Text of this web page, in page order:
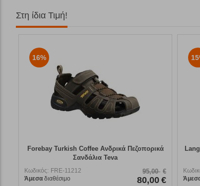
Στη ίδια Τιμή!
16%
Forebay Turkish Coffee Ανδρικά Πεζοπορικά
Σανδάλια Teva
Κωδικός: FRE-11212
Άμεσα διαθέσιμο
95,00 €
80,00 €